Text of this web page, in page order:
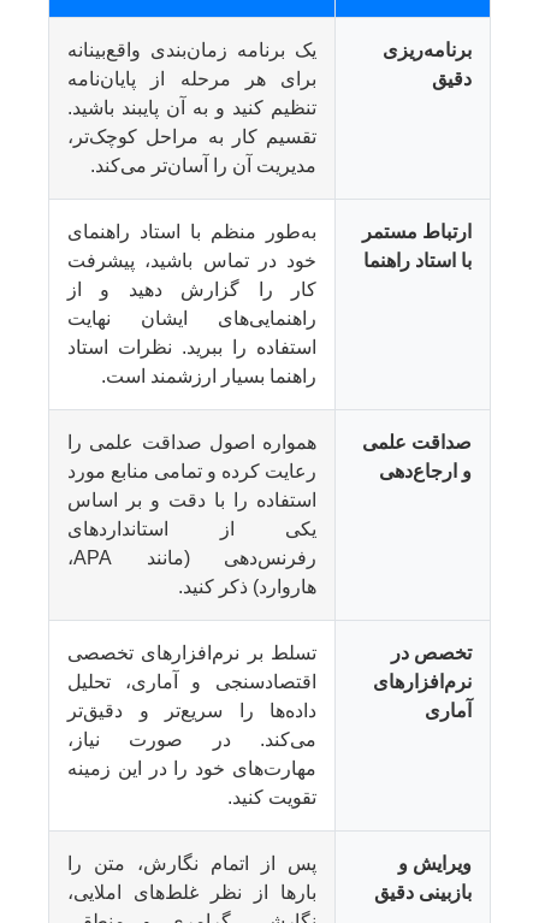
برنامه‌ریزی
دقیق
یک برنامه زمان‌بندی واقع‌بینانه
برای هر مرحله از پایان‌نامه
تنظیم کنید و به آن پایبند باشید.
تقسیم کار به مراحل کوچک‌تر،
مدیریت آن را آسان‌تر می‌کند.
ارتباط مستمر
با استاد راهنما
به‌طور منظم با استاد راهنمای
خود در تماس باشید، پیشرفت
کار را گزارش دهید و از
راهنمایی‌های ایشان نهایت
استفاده را ببرید. نظرات استاد
راهنما بسیار ارزشمند است.
صداقت علمی
و ارجاع‌دهی
همواره اصول صداقت علمی را
رعایت کرده و تمامی منابع مورد
استفاده را با دقت و بر اساس
یکی از استانداردهای
رفرنس‌دهی (مانند APA،
هاروارد) ذکر کنید.
تخصص در
نرم‌افزارهای
آماری
تسلط بر نرم‌افزارهای تخصصی
اقتصادسنجی و آماری، تحلیل
داده‌ها را سریع‌تر و دقیق‌تر
می‌کند. در صورت نیاز،
مهارت‌های خود را در این زمینه
تقویت کنید.
ویرایش و
بازبینی دقیق
پس از اتمام نگارش، متن را
بارها از نظر غلط‌های املایی،